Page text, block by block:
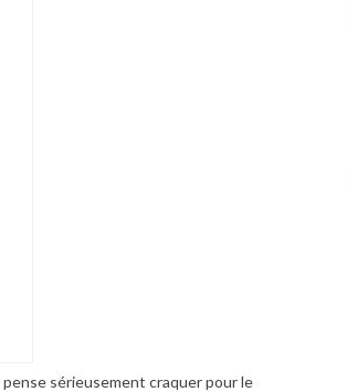
sérieusement craquer pour le